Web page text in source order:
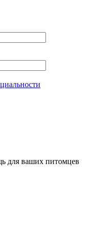
для ваших питомцев